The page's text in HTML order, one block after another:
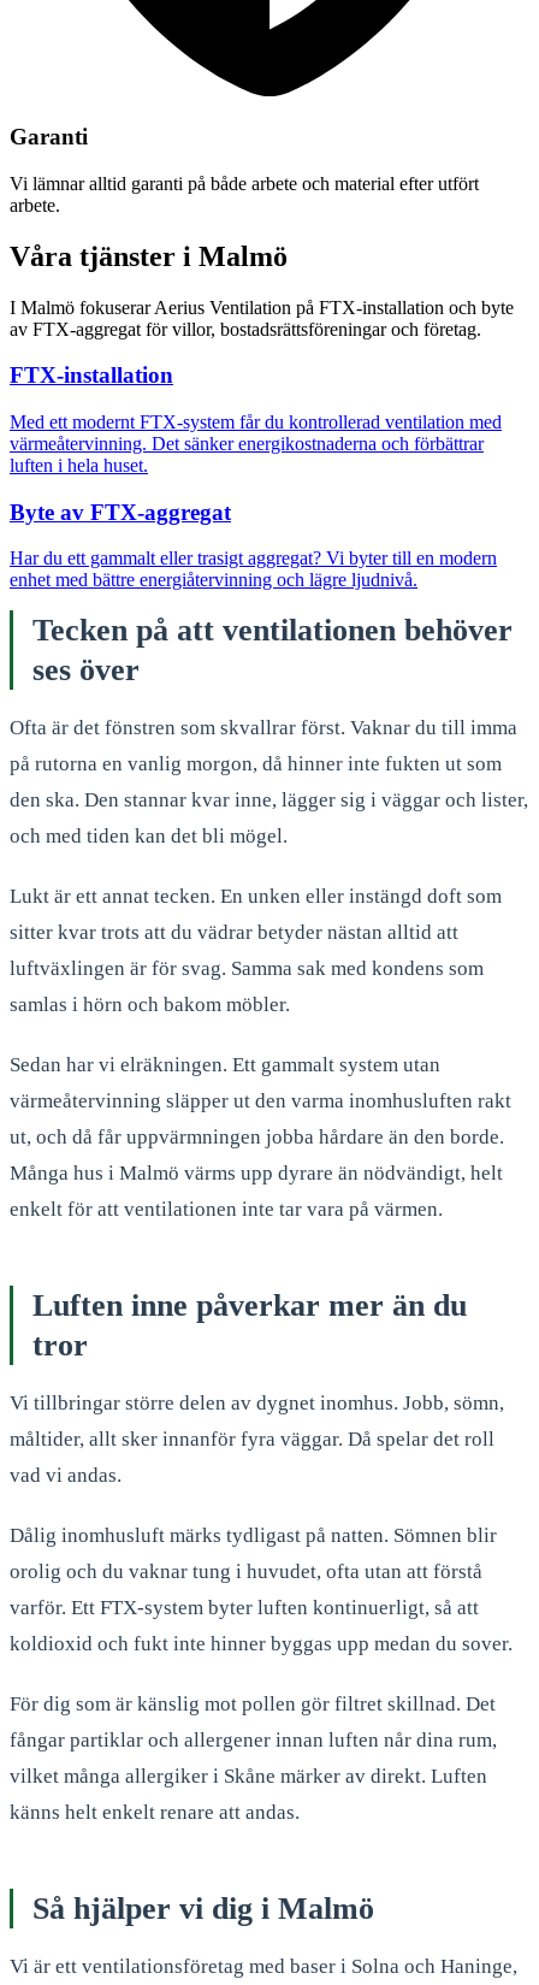
Garanti
Vi lämnar alltid garanti på både arbete och material efter utfört
arbete.
Våra tjänster i Malmö
I Malmö fokuserar Aerius Ventilation på FTX-installation och byte
av FTX-aggregat för villor, bostadsrättsföreningar och företag.
FTX-installation
Med ett modernt FTX-system får du kontrollerad ventilation med
värmeåtervinning. Det sänker energikostnaderna och förbättrar
luften i hela huset.
Byte av FTX-aggregat
Har du ett gammalt eller trasigt aggregat? Vi byter till en modern
enhet med bättre energiåtervinning och lägre ljudnivå.
Tecken på att ventilationen behöver
ses över
Ofta är det fönstren som skvallrar först. Vaknar du till imma
på rutorna en vanlig morgon, då hinner inte fukten ut som
den ska. Den stannar kvar inne, lägger sig i väggar och lister,
och med tiden kan det bli mögel.
Lukt är ett annat tecken. En unken eller instängd doft som
sitter kvar trots att du vädrar betyder nästan alltid att
luftväxlingen är för svag. Samma sak med kondens som
samlas i hörn och bakom möbler.
Sedan har vi elräkningen. Ett gammalt system utan
värmeåtervinning släpper ut den varma inomhusluften rakt
ut, och då får uppvärmningen jobba hårdare än den borde.
Många hus i Malmö värms upp dyrare än nödvändigt, helt
enkelt för att ventilationen inte tar vara på värmen.
Luften inne påverkar mer än du
tror
Vi tillbringar större delen av dygnet inomhus. Jobb, sömn,
måltider, allt sker innanför fyra väggar. Då spelar det roll
vad vi andas.
Dålig inomhusluft märks tydligast på natten. Sömnen blir
orolig och du vaknar tung i huvudet, ofta utan att förstå
varför. Ett FTX-system byter luften kontinuerligt, så att
koldioxid och fukt inte hinner byggas upp medan du sover.
För dig som är känslig mot pollen gör filtret skillnad. Det
fångar partiklar och allergener innan luften når dina rum,
vilket många allergiker i Skåne märker av direkt. Luften
känns helt enkelt renare att andas.
Så hjälper vi dig i Malmö
Vi är ett ventilationsföretag med baser i Solna och Haninge,